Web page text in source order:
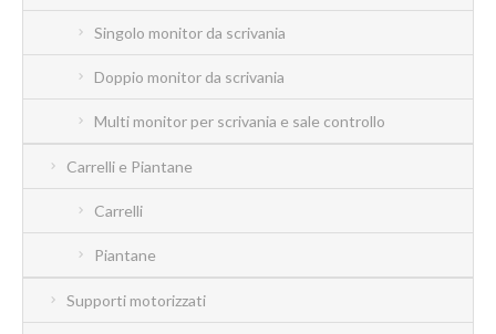
Singolo monitor da scrivania
Doppio monitor da scrivania
Multi monitor per scrivania e sale controllo
Carrelli e Piantane
Carrelli
Piantane
Supporti motorizzati